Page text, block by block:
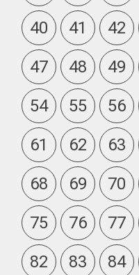
40
41 42
47
48 49
54
55 56
61
62 63
68
69 70
75
76 77
82
83 84